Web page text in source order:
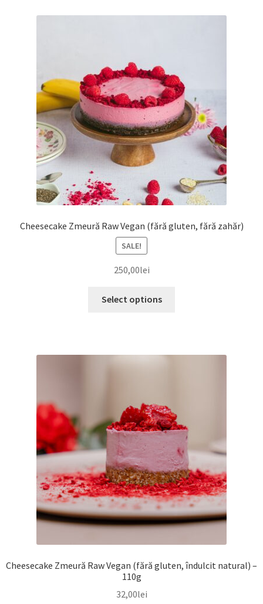
Cheesecake Zmeură Raw Vegan (fără gluten, fără zahăr)
SALE!
250,00lei
Select options
Cheesecake Zmeură Raw Vegan (fără gluten, îndulcit natural) –
110g
32,00lei